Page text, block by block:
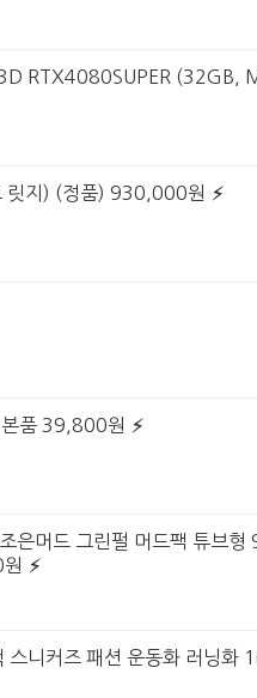
RTX4080SUPER
릿지) (정품) 930,000원
본품 39,800원
은머드 그린펄 머드팩 튜브
스니커즈 패션 운동화 러닝화